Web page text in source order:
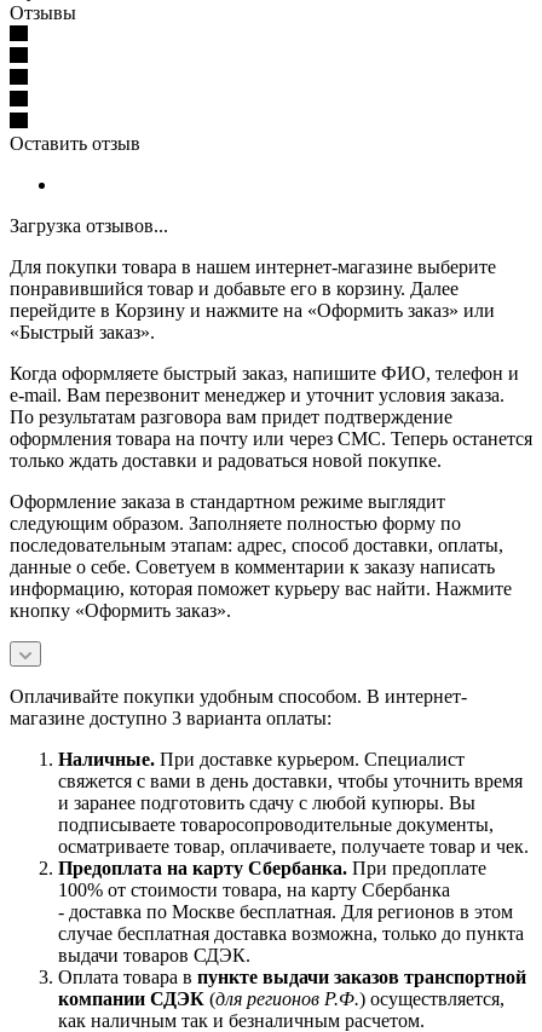
Отзывы
Оставить отзыв
Загрузка отзывов...
Для покупки товара в нашем интернет-магазине выберите
понравившийся товар и добавьте его в корзину. Далее
перейдите в Корзину и нажмите на «Оформить заказ» или
«Быстрый заказ».
Когда оформляете быстрый заказ, напишите ФИО, телефон и
e-mail. Вам перезвонит менеджер и уточнит условия заказа.
По результатам разговора вам придет подтверждение
оформления товара на почту или через СМС. Теперь останется
только ждать доставки и радоваться новой покупке.
Оформление заказа в стандартном режиме выглядит
следующим образом. Заполняете полностью форму по
последовательным этапам: адрес, способ доставки, оплаты,
данные о себе. Советуем в комментарии к заказу написать
информацию, которая поможет курьеру вас найти. Нажмите
кнопку «Оформить заказ».
Оплачивайте покупки удобным способом. В интернет-
магазине доступно 3 варианта оплаты:
Наличные. При доставке курьером. Специалист
свяжется с вами в день доставки, чтобы уточнить время
и заранее подготовить сдачу с любой купюры. Вы
подписываете товаросопроводительные документы,
осматриваете товар, оплачиваете, получаете товар и чек.
Предоплата на карту Сбербанка. При предоплате
100% от стоимости товара, на карту Сбербанка
- доставка по Москве бесплатная. Для регионов в этом
случае бесплатная доставка возможна, только до пункта
выдачи товаров СДЭК.
Оплата товара в пункте выдачи заказов транспортной
компании СДЭК (для регионов Р.Ф.) осуществляется,
как наличным так и безналичным расчетом.